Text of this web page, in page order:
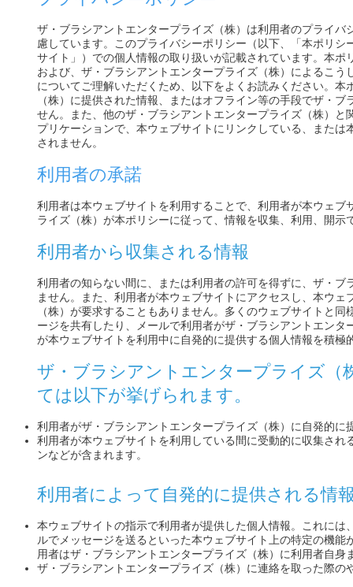
ザ・ブラシアントエンタープライズ（株）は利用者のプライ
慮しています。このプライバシーポリシー（以下、「本ポリシ
サイト」）での個人情報の取り扱いが記載されています。本
および、ザ・ブラシアントエンタープライズ（株）によるこ
についてご理解いただくため、以下をよくお読みください。
（株）に提供された情報、またはオフライン等の手段でザ・
せん。また、他のザ・ブラシアントエンタープライズ（株）
プリケーションで、本ウェブサイトにリンクしている、また
されません。
利用者の承諾
利用者は本ウェブサイトを利用することで、利用者が本ウェ
ライズ（株）が本ポリシーに従って、情報を収集、利用、開
利用者から収集される情報
利用者の知らない間に、または利用者の許可を得ずに、ザ・
ません。また、利用者が本ウェブサイトにアクセスし、本ウ
（株）が要求することもありません。多くのウェブサイトと
ージを共有したり、メールで利用者がザ・ブラシアントエン
が本ウェブサイトを利用中に自発的に提供する個人情報を積極
ザ・ブラシアントエンタープライズ（
ては以下が挙げられます。
利用者がザ・ブラシアントエンタープライズ（株）に自発的
利用者が本ウェブサイトを利用している間に受動的に収集さ
ンなどが含まれます。
利用者によって自発的に提供される情
本ウェブサイトの指示で利用者が提供した個人情報。これに
ルでメッセージを送るといった本ウェブサイト上の特定の機
用者はザ・ブラシアントエンタープライズ（株）に利用者自
ザ・ブラシアントエンタープライズ（株）に連絡を取った際